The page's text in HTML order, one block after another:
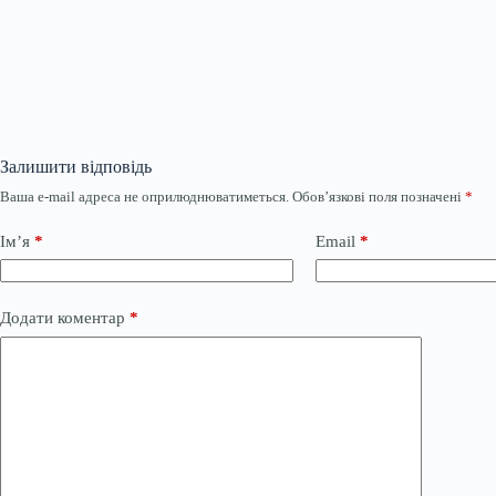
Залишити відповідь
Ваша e-mail адреса не оприлюднюватиметься. Обов’язкові поля позначені *
Ім’я * Email *
Додати коментар *